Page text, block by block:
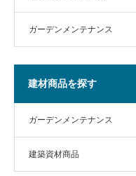
ガーデンメンテナンス
建材商品を探す
ガーデンメンテナンス
建築資材商品